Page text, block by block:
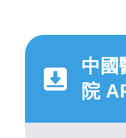
中國
院